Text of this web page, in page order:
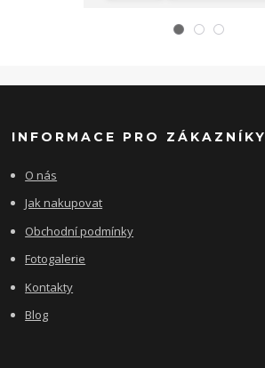
INFORMACE PRO ZÁKAZNÍKY
O nás
Jak nakupovat
Obchodní podmínky
Fotogalerie
Kontakty
Blog